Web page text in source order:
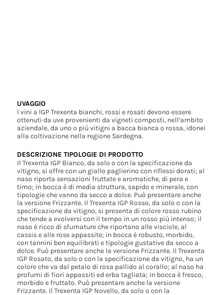
UVAGGIO
I vini a IGP Trexenta bianchi, rossi e rosati devono essere
ottenuti da uve provenienti da vigneti composti, nell’ambito
aziendale, da uno o più vitigni a bacca bianca o rossa, idonei
alla coltivazione nella regione Sardegna.
DESCRIZIONE TIPOLOGIE DI PRODOTTO
Il Trexenta IGP Bianco, da solo o con la specificazione da
vitigno, si offre con un giallo paglierino con riflessi dorati; al
naso riporta sensazioni fruttate e aromatiche, di pera e
timo; in bocca è di media struttura, sapido e minerale, con
tipologie che vanno da secco a dolce. Può presentare anche
la versione Frizzante. Il Trexenta IGP Rosso, da solo o con la
specificazione da vitigno, si presenta di colore rosso rubino
che tende a evolversi con il tempo in un rosso più intenso; il
naso è ricco di sfumature che riportano alle visciole, al
cassis e alle rose appassite; in bocca è robusto, morbido,
con tannini ben equilibrati e tipologie gustative da secco a
dolce. Può presentare anche la versione Frizzante. Il Trexenta
IGP Rosato, da solo o con la specificazione da vitigno, ha un
colore che va dal petalo di rosa pallido al corallo; al naso ha
profumi di fiori appassiti ed erba tagliata; in bocca è fresco,
morbido e fruttato. Può presentare anche la versione
Frizzante. Il Trexenta IGP Novello, da solo o con la